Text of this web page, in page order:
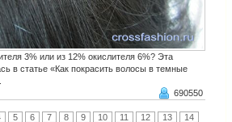
3% или из 12% окислителя 6%? Эта
в статье «Как покрасить волосы в темные
690550
5 6 7 8 9 10 11 12 13
14